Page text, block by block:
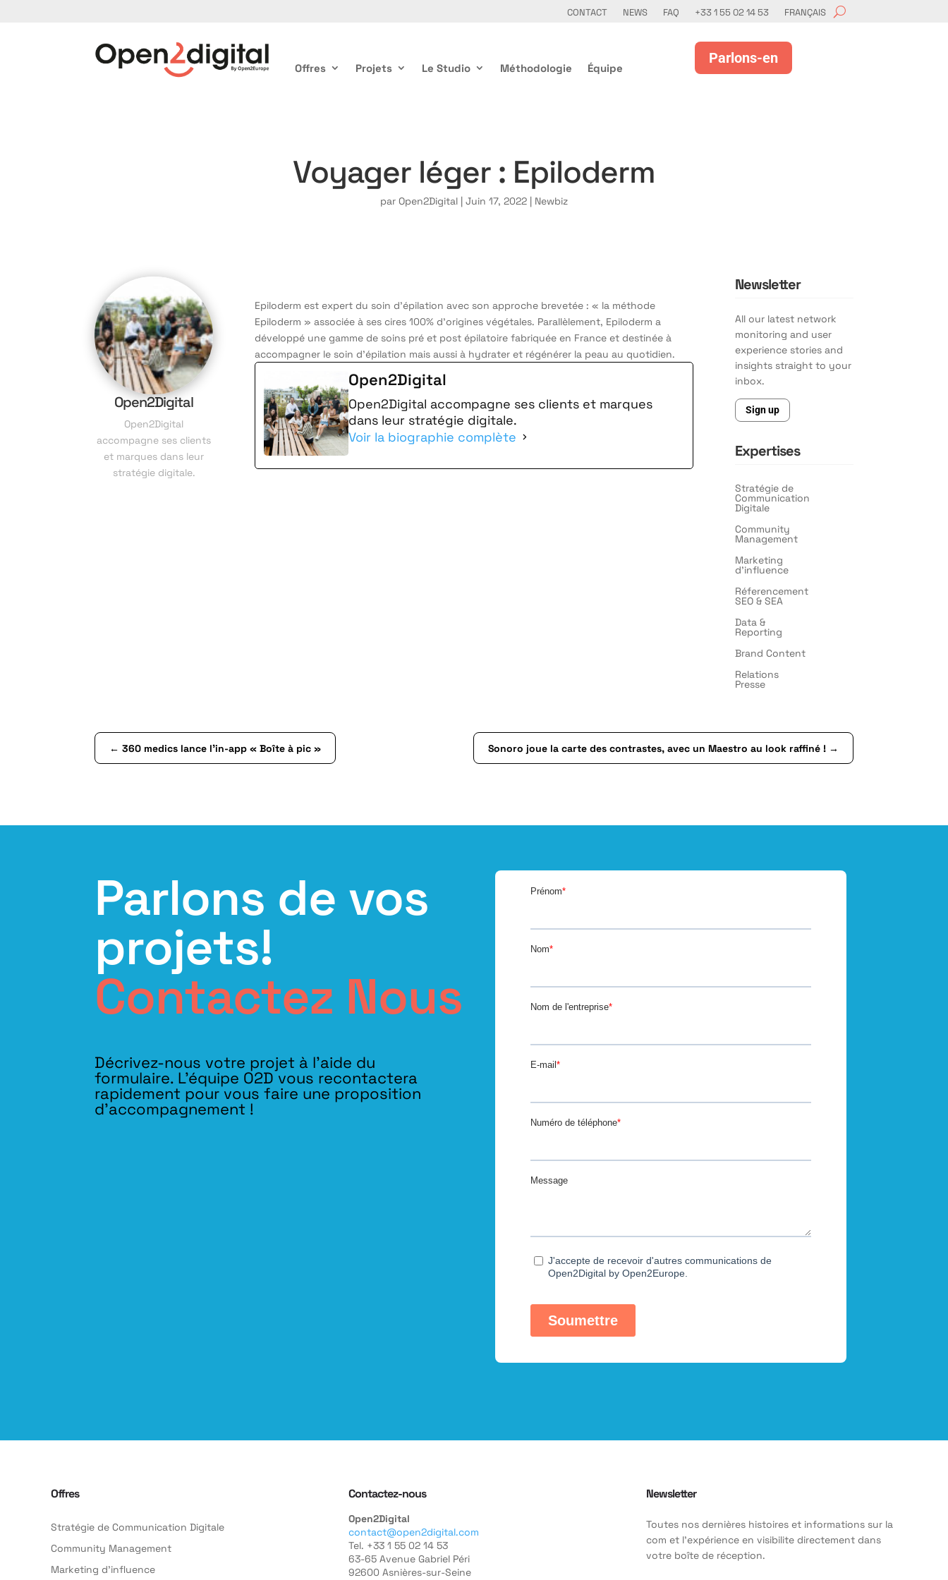
CONTACT NEWS FAQ +33 1 55 02 14 53 FRANÇAIS
Offres Projets Le Studio Méthodologie Équipe
Parlons-en
Voyager léger : Epiloderm
par Open2Digital | Juin 17, 2022 | Newbiz
Open2Digital
Open2Digital
accompagne ses clients
et marques dans leur
stratégie digitale.
Epiloderm est expert du soin d’épilation avec son approche brevetée : « la méthode
Epiloderm » associée à ses cires 100% d’origines végétales. Parallèlement, Epiloderm a
développé une gamme de soins pré et post épilatoire fabriquée en France et destinée à
accompagner le soin d’épilation mais aussi à hydrater et régénérer la peau au quotidien.
Open2Digital
Open2Digital accompagne ses clients et marques
dans leur stratégie digitale.
Voir la biographie complète
Newsletter
All our latest network
monitoring and user
experience stories and
insights straight to your
inbox.
Sign up
Expertises
Stratégie de
Communication
Digitale
Community
Management
Marketing
d’influence
Réferencement
SEO & SEA
Data &
Reporting
Brand Content
Relations
Presse
←360 medics lance l’in-app « Boîte à pic » Sonoro joue la carte des contrastes, avec un Maestro au look raffiné !→
Parlons de vos
projets!
Contactez Nous
Décrivez-nous votre projet à l’aide du
formulaire. L'équipe O2D vous recontactera
rapidement pour vous faire une proposition
d’accompagnement !
Offres
Stratégie de Communication Digitale
Community Management
Marketing d’influence
Contactez-nous
Open2Digital
contact@open2digital.com
Tel. +33 1 55 02 14 53
63-65 Avenue Gabriel Péri
92600 Asnières-sur-Seine
Newsletter
Toutes nos dernières histoires et informations sur la
com et l'expérience en visibilite directement dans
votre boîte de réception.